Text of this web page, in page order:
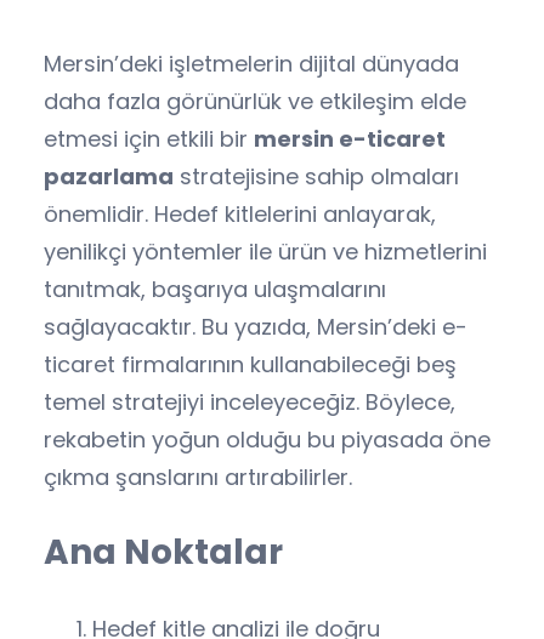
Mersin’deki işletmelerin dijital dünyada
daha fazla görünürlük ve etkileşim elde
etmesi için etkili bir mersin e-ticaret
pazarlama stratejisine sahip olmaları
önemlidir. Hedef kitlelerini anlayarak,
yenilikçi yöntemler ile ürün ve hizmetlerini
tanıtmak, başarıya ulaşmalarını
sağlayacaktır. Bu yazıda, Mersin’deki e-
ticaret firmalarının kullanabileceği beş
temel stratejiyi inceleyeceğiz. Böylece,
rekabetin yoğun olduğu bu piyasada öne
çıkma şanslarını artırabilirler.
Ana Noktalar
Hedef kitle analizi ile doğru